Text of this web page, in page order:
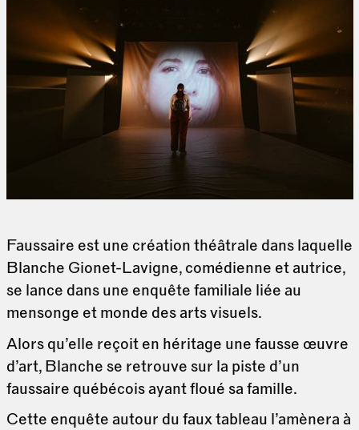
Faussaire est une création théâtrale dans laquelle
Blanche Gionet-Lavigne, comédienne et autrice,
se lance dans une enquête familiale liée au
mensonge et monde des arts visuels.
Alors qu’elle reçoit en héritage une fausse œuvre
d’art, Blanche se retrouve sur la piste d’un
faussaire québécois ayant floué sa famille.
Cette enquête autour du faux tableau l’amènera à